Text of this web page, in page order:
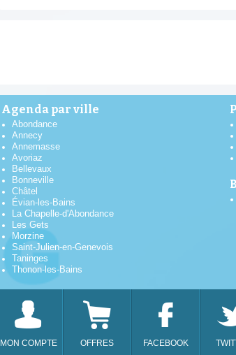
Agenda par ville
Abondance
Annecy
Annemasse
Avoriaz
Bellevaux
Bonneville
Châtel
Évian-les-Bains
La Chapelle-d'Abondance
Les Gets
Morzine
Saint-Julien-en-Genevois
Taninges
Thonon-les-Bains
MON COMPTE OFFRES FACEBOOK